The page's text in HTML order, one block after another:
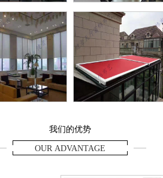
电动阳光卷帘
我们的优势
OUR ADVANTAGE